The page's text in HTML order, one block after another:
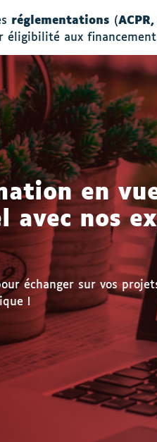
réglementations (
éligibilité aux
en
avec nos
échanger sur vos
!